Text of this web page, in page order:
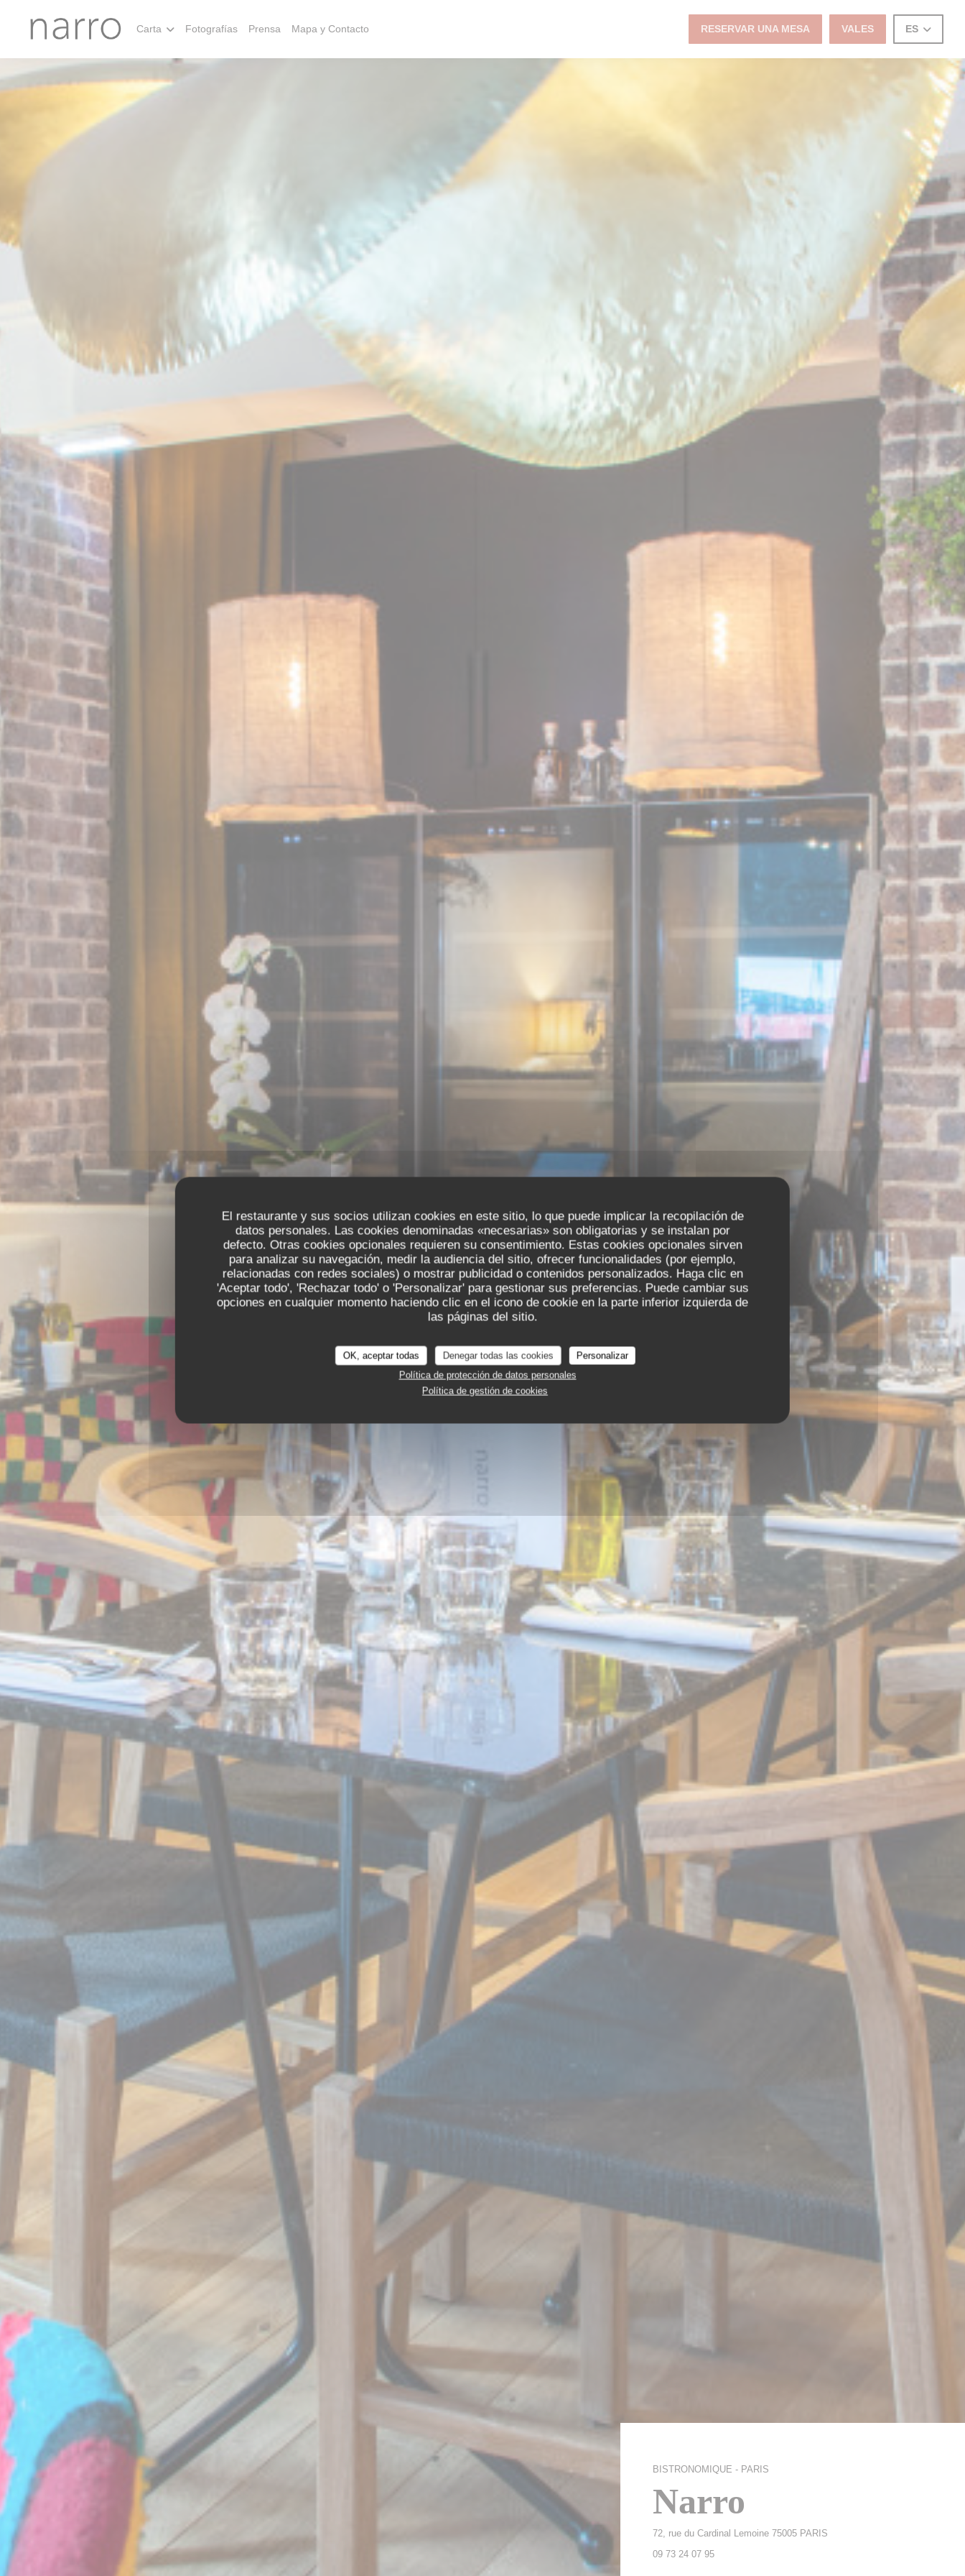
El restaurante y sus socios utilizan cookies en este sitio, lo que puede implicar la recopilación de
datos personales. Las cookies denominadas «necesarias» son obligatorias y se instalan por
defecto. Otras cookies opcionales requieren su consentimiento. Estas cookies opcionales sirven
para analizar su navegación, medir la audiencia del sitio, ofrecer funcionalidades (por ejemplo,
relacionadas con redes sociales) o mostrar publicidad o contenidos personalizados. Haga clic en
'Aceptar todo', 'Rechazar todo' o 'Personalizar' para gestionar sus preferencias. Puede cambiar sus
opciones en cualquier momento haciendo clic en el icono de cookie en la parte inferior izquierda de
las páginas del sitio.
OK, aceptar todas Denegar todas las cookies
Personalizar
Política de protección de datos personales
Política de gestión de cookies
Carta Fotografías Prensa Mapa y Contacto RESERVAR UNA MESA VALES ES
BISTRONOMIQUE - PARIS
Narro
72, rue du Cardinal Lemoine 75005 PARIS
09 73 24 07 95